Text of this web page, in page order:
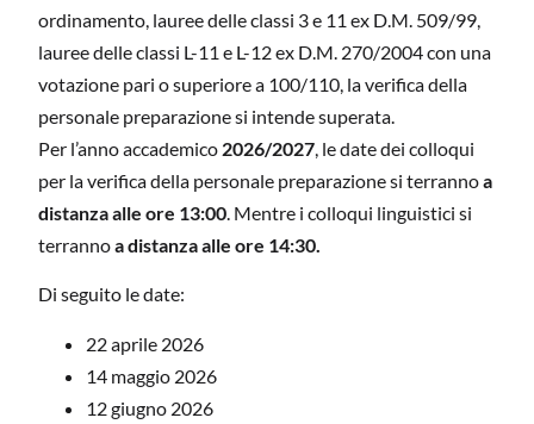
ordinamento, lauree delle classi 3 e 11 ex D.M. 509/99,
lauree delle classi L-11 e L-12 ex D.M. 270/2004 con una
votazione pari o superiore a 100/110, la verifica della
personale preparazione si intende superata.
Per l’anno accademico 2026/2027 , le date dei colloqui
per la verifica della personale preparazione si terrannoa
distanza alle ore 13:00 . Mentre i colloqui linguistici si
terrannoa distanza alle ore 14:30.
Di seguito le date:
22 aprile 2026
14 maggio 2026
12 giugno 2026